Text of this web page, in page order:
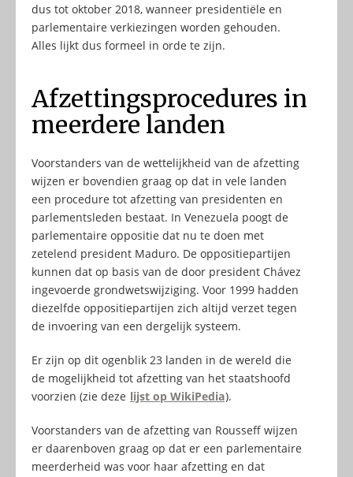
dus tot oktober 2018, wanneer presidentiële en
parlementaire verkiezingen worden gehouden.
Alles lijkt dus formeel in orde te zijn.
Afzettingsprocedures in
meerdere landen
Voorstanders van de wettelijkheid van de afzetting
wijzen er bovendien graag op dat in vele landen
een procedure tot afzetting van presidenten en
parlementsleden bestaat. In Venezuela poogt de
parlementaire oppositie dat nu te doen met
zetelend president Maduro. De oppositiepartijen
kunnen dat op basis van de door president Chávez
ingevoerde grondwetswijziging. Voor 1999 hadden
diezelfde oppositiepartijen zich altijd verzet tegen
de invoering van een dergelijk systeem.
Er zijn op dit ogenblik 23 landen in de wereld die
de mogelijkheid tot afzetting van het staatshoofd
voorzien (zie deze lijst op WikiPedia).
Voorstanders van de afzetting van Rousseff wijzen
er daarenboven graag op dat er een parlementaire
meerderheid was voor haar afzetting en dat